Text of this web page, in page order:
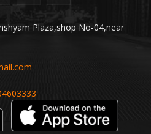
Plaza,shop No-04,near